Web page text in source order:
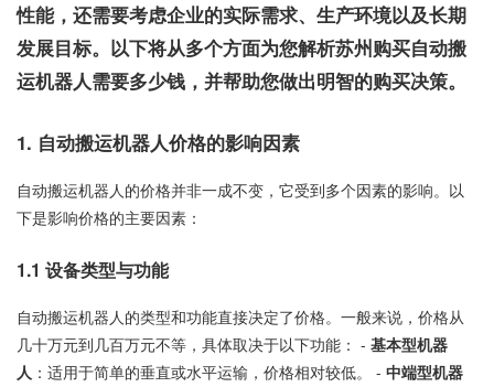
性能，还需要考虑企业的实际需求、生产环境以及长期
发展目标。以下将从多个方面为您解析苏州购买自动搬
运机器人需要多少钱，并帮助您做出明智的购买决策。
1. 自动搬运机器人价格的影响因素
自动搬运机器人的价格并非一成不变，它受到多个因素的影响。以
下是影响价格的主要因素：
1.1 设备类型与功能
自动搬运机器人的类型和功能直接决定了价格。一般来说，价格从
几十万元到几百万元不等，具体取决于以下功能： - 基本型机器
人 ：适用于简单的垂直或水平运输，价格相对较低。 - 中端型机器